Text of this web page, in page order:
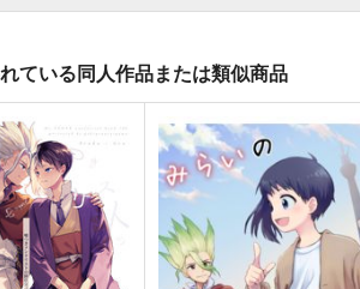
ている同人作品または類似商品